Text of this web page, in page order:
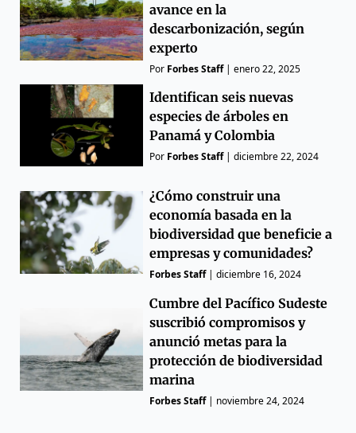
avance en la
descarbonización, según
experto
Por Forbes Staff|enero 22, 2025
Identifican seis nuevas
especies de árboles en
Panamá y Colombia
Por Forbes Staff|diciembre 22, 2024
¿Cómo construir una
economía basada en la
biodiversidad que beneficie a
empresas y comunidades?
Forbes Staff|diciembre 16, 2024
Cumbre del Pacífico Sudeste
suscribió compromisos y
anunció metas para la
protección de biodiversidad
marina
Forbes Staff| noviembre 24, 2024